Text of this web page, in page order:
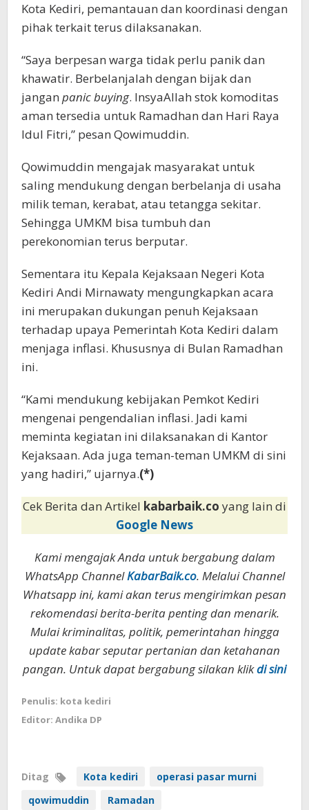
Kota Kediri, pemantauan dan koordinasi dengan
pihak terkait terus dilaksanakan.
“Saya berpesan warga tidak perlu panik dan
khawatir. Berbelanjalah dengan bijak dan
jangan panic buying. InsyaAllah stok komoditas
aman tersedia untuk Ramadhan dan Hari Raya
Idul Fitri,” pesan Qowimuddin.
Qowimuddin mengajak masyarakat untuk
saling mendukung dengan berbelanja di usaha
milik teman, kerabat, atau tetangga sekitar.
Sehingga UMKM bisa tumbuh dan
perekonomian terus berputar.
Sementara itu Kepala Kejaksaan Negeri Kota
Kediri Andi Mirnawaty mengungkapkan acara
ini merupakan dukungan penuh Kejaksaan
terhadap upaya Pemerintah Kota Kediri dalam
menjaga inflasi. Khususnya di Bulan Ramadhan
ini.
“Kami mendukung kebijakan Pemkot Kediri
mengenai pengendalian inflasi. Jadi kami
meminta kegiatan ini dilaksanakan di Kantor
Kejaksaan. Ada juga teman-teman UMKM di sini
yang hadiri,” ujarnya.(*)
Cek Berita dan Artikel kabarbaik.co yang lain di
Google News
Kami mengajak Anda untuk bergabung dalam
WhatsApp ChannelKabarBaik.co. Melalui Channel
Whatsapp ini, kami akan terus mengirimkan pesan
rekomendasi berita-berita penting dan menarik.
Mulai kriminalitas, politik, pemerintahan hingga
update kabar seputar pertanian dan ketahanan
pangan. Untuk dapat bergabung silakan klikdi sini
Penulis: kota kediri
Editor: Andika DP
Ditag Kota kediri
operasi pasar murni
qowimuddin
Ramadan